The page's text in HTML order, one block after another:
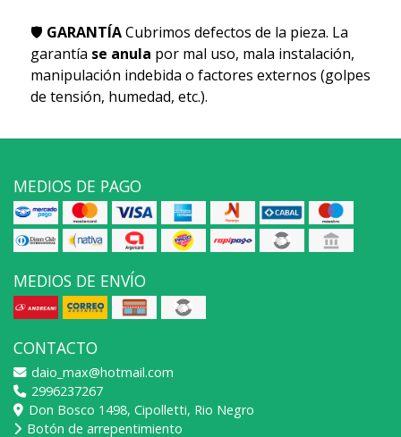
🛡 GARANTÍACubrimos defectos de la pieza. La
garantía se anula por mal uso, mala instalación,
manipulación indebida o factores externos (golpes
de tensión, humedad, etc.).
MEDIOS DE PAGO
MEDIOS DE ENVÍO
CONTACTO
daio_max@hotmail.com
2996237267
Don Bosco 1498, Cipolletti, Rio Negro
Botón de arrepentimiento